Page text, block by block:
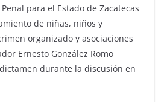
para el Estado de Zacatecas
de niñas, niños y
organizado y asociaciones
Ernesto González Romo
durante la discusión en